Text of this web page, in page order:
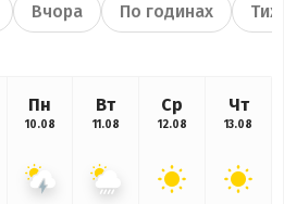
Вчора По годинах
Пн
10.08
Вт
11.08
Ср
12.08
Чт
13.08